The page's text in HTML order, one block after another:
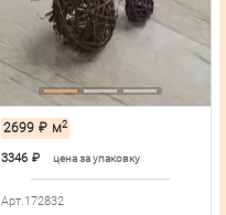
2699 ₽ м2
3346 ₽ цена за упаковку
Арт.172832